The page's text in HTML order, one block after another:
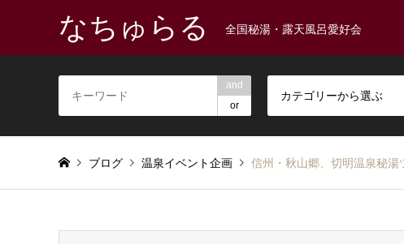
なちゅらる 全国秘湯・露天風呂愛好会
and
or
カテゴリーから選ぶ
ブログ 温泉イベント企画 信州・秋山郷、切明温泉秘湯